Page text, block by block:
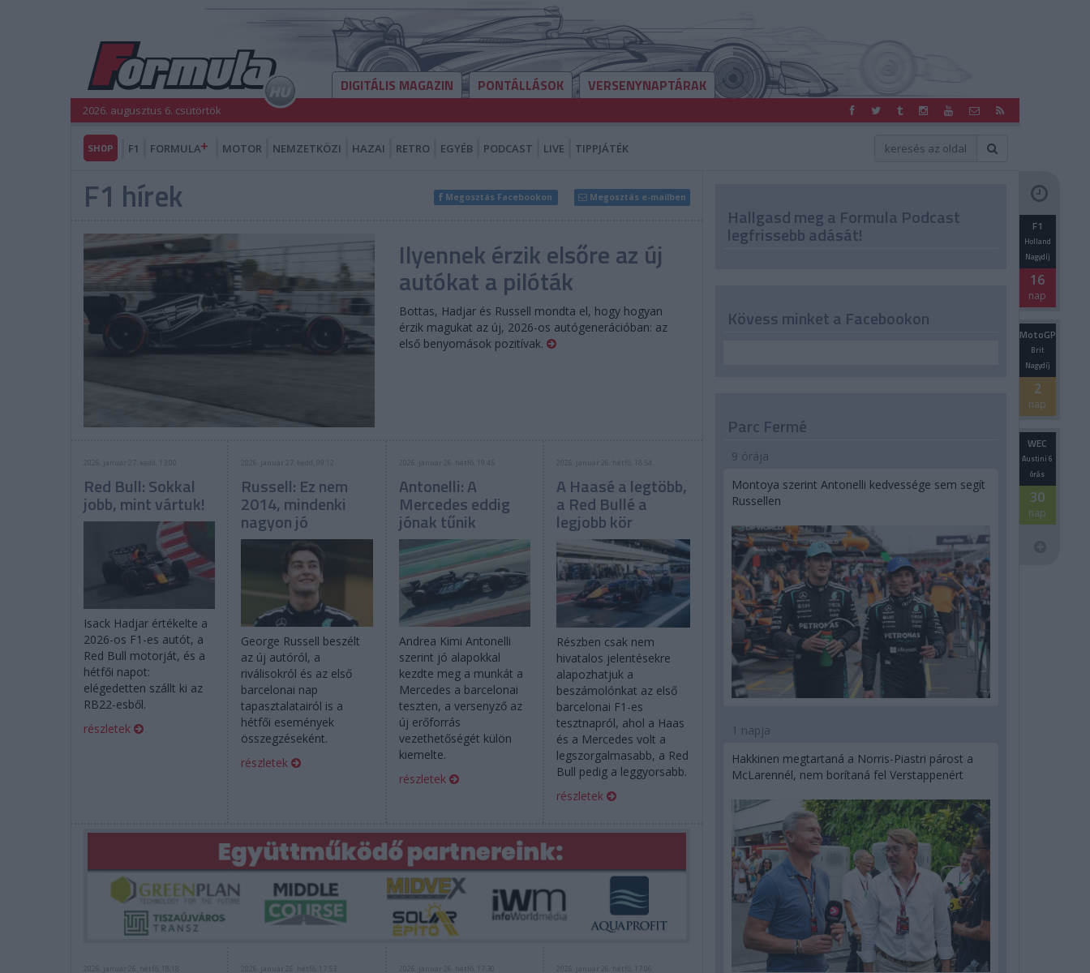
DIGITÁLIS MAGAZIN PONTÁLLÁSOK VERSENYNAPTÁRAK
2026. augusztus 6. csütörtök
SHOP F1 FORMULA MOTOR NEMZETKÖZI HAZAI RETRO EGYÉB PODCAST LIVE TIPPJÁTÉK
F1 hírek Megosztás e-mailben
Megosztás Facebookon
Ilyennek érzik elsőre az új
autókat a pilóták
Bottas, Hadjar és Russell mondta el, hogy hogyan
érzik magukat az új, 2026-os autógenerációban: az
első benyomások pozitívak.
2026. január 27. kedd, 13:00
Red Bull: Sokkal
jobb, mint vártuk!
Isack Hadjar értékelte a
2026-os F1-es autót, a
Red Bull motorját, és a
hétfői napot:
elégedetten szállt ki az
RB22-esből.
részletek
2026. január 27. kedd, 09:12
Russell: Ez nem
2014, mindenki
nagyon jó
George Russell beszélt
az új autóról, a
riválisokról és az első
barcelonai nap
tapasztalatairól is a
hétfői események
összegzéseként.
részletek
2026. január 26. hétfő, 19:45
Antonelli: A
Mercedes eddig
jónak tűnik
Andrea Kimi Antonelli
szerint jó alapokkal
kezdte meg a munkát a
Mercedes a barcelonai
teszten, a versenyző az
új erőforrás
vezethetőségét külön
kiemelte.
részletek
2026. január 26. hétfő, 18:54
A Haasé a legtöbb,
a Red Bullé a
legjobb kör
Részben csak nem
hivatalos jelentésekre
alapozhatjuk a
beszámolónkat az első
barcelonai F1-es
tesztnapról, ahol a Haas
és a Mercedes volt a
legszorgalmasabb, a Red
Bull pedig a leggyorsabb.
részletek
2026. január 26. hétfő, 18:18 2026. január 26. hétfő, 17:53 2026. január 26. hétfő, 17:30 2026. január 26. hétfő, 17:06
Hallgasd meg a Formula Podcast
legfrissebb adását! F1
Holland
Nagydíj
16
nap
MotoGP
Brit
Nagydíj
2
nap
WEC
Austini 6
órás
30
nap
Kövess minket a Facebookon
Parc Fermé
9 órája
Montoya szerint Antonelli kedvessége sem segít
Russellen
1 napja
Hakkinen megtartaná a Norris-Piastri párost a
McLarennél, nem borítaná fel Verstappenért